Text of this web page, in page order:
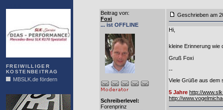
FREIWILLIGER
KOSTENBEITRAG
MBSLK.de fördern
Beitrag von:
Foxi
... ist OFFLINE
Schreiberlevel:
Forenprinz
Geschrieben
Hi,
kleine Erinnerung
Gruß Foxi
--
Viele Grüße aus dem
5 Jahre http://
http://